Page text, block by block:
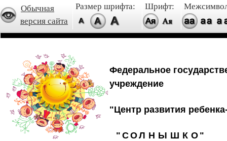
Обычная
версия сайта
Размер шрифта: Шрифт:
Федеральное
учреждение
"Центр развития
" СОЛ Н Ы Ш К О "